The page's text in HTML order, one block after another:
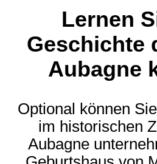
Lernen
Geschichte
Aubagne
Optional können
im historischen
Aubagne